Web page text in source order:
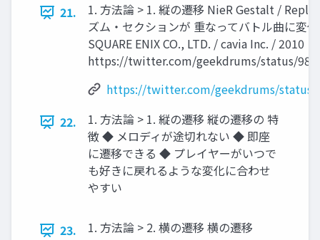
21.
1. 方法論 > 1. 縦の遷移 NieR Gestalt /
ズム・セクションが 重なってバトル曲に変
SQUARE ENIX CO., LTD. / cavia Inc. / 2010
https://twitter.com/geekdrums/status/
https://twitter.com/geekdrums/status/
22.
1. 方法論 > 1. 縦の遷移 縦の遷移の 特
徴 ◆ メロディが途切れない ◆ 即座
に遷移できる ◆ プレイヤーがいつで
も好きに戻れるような変化に合わせ
やすい
23. 1. 方法論 > 2. 横の遷移 横の遷移